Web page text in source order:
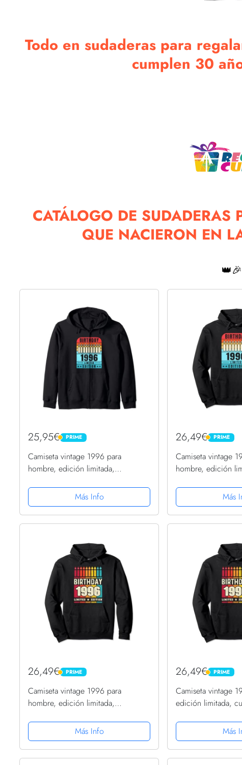
Todo en sudaderas para
cumplen 30
CATÁLOGO DE SUDADERAS
QUE NACIERON EN
25,95€ PRIME
PRIME
Camiseta vintage 1996 para
hombre, edición limitada,
Capucha
Más Info
26,49€ PRIME
PRIME
Camiseta vintage
hombre, edición
Capucha
Más
26,49€ PRIME
PRIME
Camiseta vintage 1996 para
hombre, edición limitada,
Capucha
Más Info
26,49€ PRIME
PRIME
Camiseta vintage
edición limitada,
Más